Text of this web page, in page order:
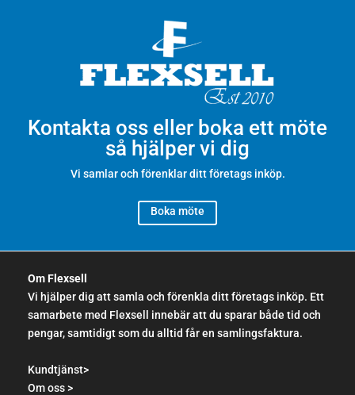
Kontakta oss eller boka ett möte
så hjälper vi dig
Vi samlar och förenklar ditt företags inköp.
Boka möte
Om Flexsell
Vi hjälper dig att samla och förenkla ditt företags inköp. Ett
samarbete med Flexsell innebär att du sparar både tid och
pengar, samtidigt som du alltid får en samlingsfaktura.
Kundtjänst>
Om oss >